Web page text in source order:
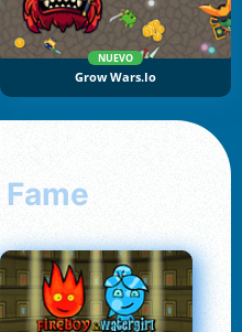
NUEVO
Grow Wars.io
Fame